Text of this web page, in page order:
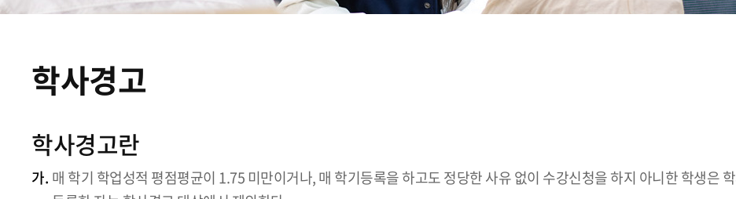
학사경고
학사경고란
가. 매 학기 학업성적 평점평균이 1.75 미만이거나, 매 학기등록을 하고도 정당한 사유 없이 수강신청을 하지 아니한 학생은